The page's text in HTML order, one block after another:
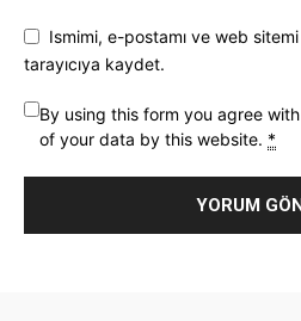
Ismimi, e-postamı ve web
tarayıcıya kaydet.
By using this form you agree
of your data by this website. *